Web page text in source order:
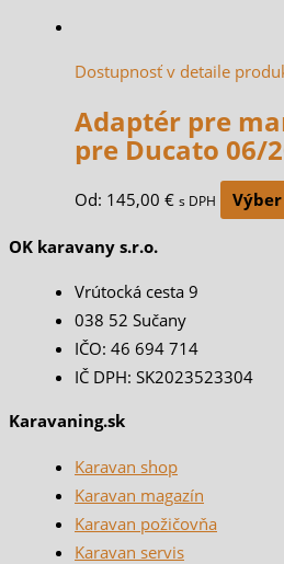
Dostupnosť v detaile
Adaptér pre
pre Ducato 06/
Od: 145,00 € s DPH
OK karavany s.r.o.
Vrútocká cesta 9
038 52 Sučany
IČO: 46 694 714
IČ DPH: SK2023523304
Karavaning.sk
Karavan shop
Karavan magazín
Karavan požičovňa
Karavan servis